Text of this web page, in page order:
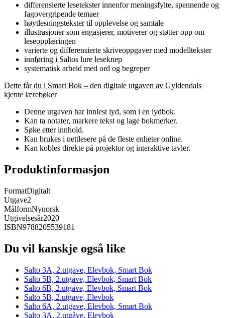
differensierte lesetekster innenfor meningsfylte, spennende og
fagovergripende temaer
høytlesningstekster til opplevelse og samtale
illustrasjoner som engasjerer, motiverer og støtter opp om
leseopplæringen
varierte og differensierte skriveoppgaver med modelltekster
innføring i Saltos lure leseknep
systematisk arbeid med ord og begreper
Dette får du i Smart Bok – den digitale utgaven av Gyldendals
kjente lærebøker
Denne utgaven har innlest lyd, som i en lydbok.
Kan ta notater, markere tekst og lage bokmerker.
Søke etter innhold.
Kan brukes i nettlesere på de fleste enheter online.
Kan kobles direkte på projektor og interaktive tavler.
Produktinformasjon
FormatDigitalt
Utgave2
MålformNynorsk
Utgivelsesår2020
ISBN9788205539181
Du vil kanskje også like
Salto 3A, 2.utgave, Elevbok, Smart Bok
Salto 5B, 2.utgåve, Elevbok, Smart Bok
Salto 6B, 2.utgåve, Elevbok, Smart Bok
Salto 5B, 2.utgave, Elevbok
Salto 6A, 2.utgave, Elevbok, Smart Bok
Salto 3A, 2.utgåve, Elevbok